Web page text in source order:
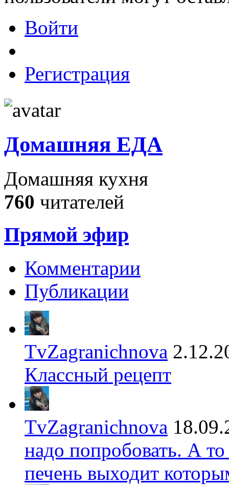
Войти
Регистрация
Домашняя ЕДА
Домашняя кухня
760 читателей
Прямой эфир
Комментарии
Публикации
TvZagranichnova
Классный рецепт
TvZagranichnova
надо попробовать. А
печень выходит